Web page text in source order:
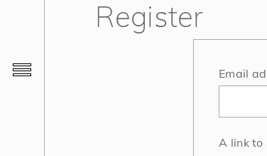
Register
Email
A link to